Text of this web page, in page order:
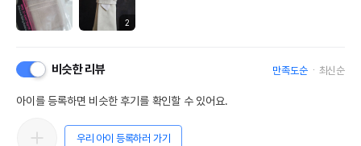
2
비슷한 리뷰 만족도순 최신순
아이를 등록하면 비슷한 후기를 확인할 수 있어요.
우리 아이 등록하러 가기